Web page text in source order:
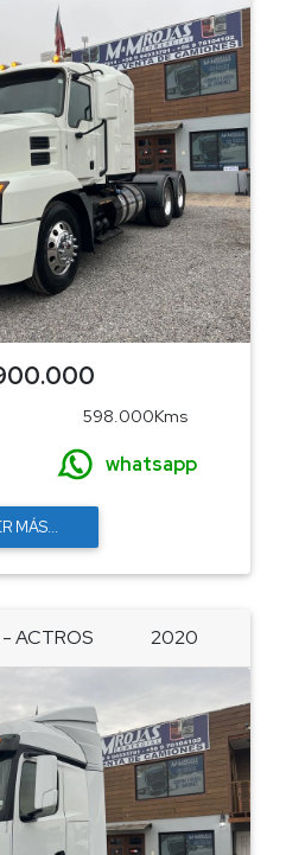
598.000Kms
whatsapp
MÁS...
ACTROS 2020